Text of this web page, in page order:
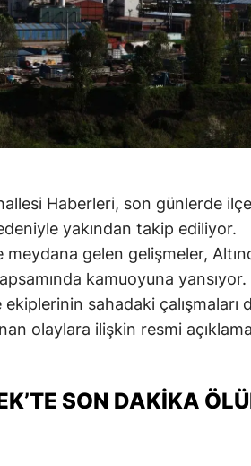
Haberleri, son günlerde
yakından takip ediliyor.
gelen gelişmeler,
kamuoyuna yansıyor.
sahadaki çalışmaları
olaylara ilişkin resmi
SON DAKIKA